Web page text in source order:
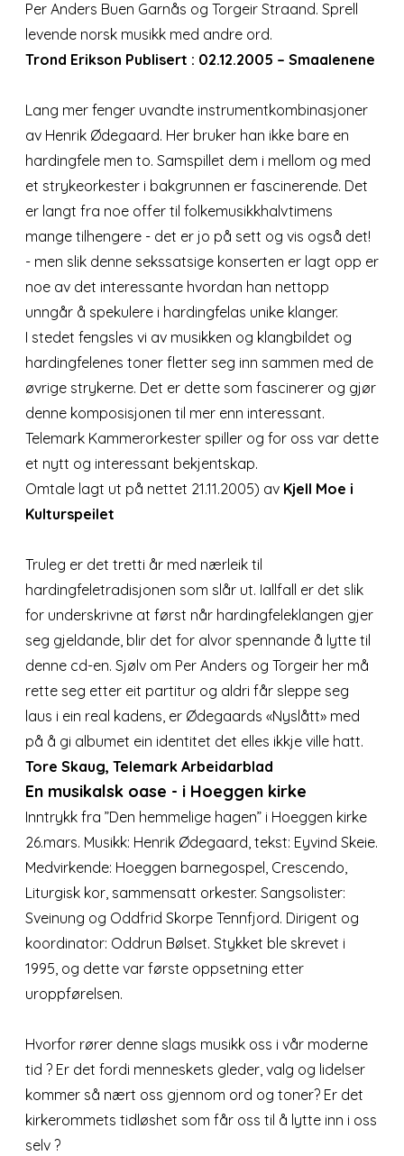
Per Anders Buen Garnås og Torgeir Straand. Sprell
levende norsk musikk med andre ord.
Trond Erikson Publisert : 02.12.2005 – Smaalenene
Lang mer fenger uvandte instrumentkombinasjoner
av Henrik Ødegaard. Her bruker han ikke bare en
hardingfele men to. Samspillet dem i mellom og med
et strykeorkester i bakgrunnen er fascinerende. Det
er langt fra noe offer til folkemusikkhalvtimens
mange tilhengere - det er jo på sett og vis også det!
- men slik denne sekssatsige konserten er lagt opp er
noe av det interessante hvordan han nettopp
unngår å spekulere i hardingfelas unike klanger.
I stedet fengsles vi av musikken og klangbildet og
hardingfelenes toner fletter seg inn sammen med de
øvrige strykerne. Det er dette som fascinerer og gjør
denne komposisjonen til mer enn interessant.
Telemark Kammerorkester spiller og for oss var dette
et nytt og interessant bekjentskap.
Omtale lagt ut på nettet 21.11.2005) av Kjell Moe i
Kulturspeilet
Truleg er det tretti år med nærleik til
hardingfeletradisjonen som slår ut. Iallfall er det slik
for underskrivne at først når hardingfeleklangen gjer
seg gjeldande, blir det for alvor spennande å lytte til
denne cd-en. Sjølv om Per Anders og Torgeir her må
rette seg etter eit partitur og aldri får sleppe seg
laus i ein real kadens, er Ødegaards «Nyslått» med
på å gi albumet ein identitet det elles ikkje ville hatt.
Tore Skaug, Telemark Arbeidarblad
En musikalsk oase - i Hoeggen kirke
Inntrykk fra ”Den hemmelige hagen” i Hoeggen kirke
26.mars. Musikk: Henrik Ødegaard, tekst: Eyvind Skeie.
Medvirkende: Hoeggen barnegospel, Crescendo,
Liturgisk kor, sammensatt orkester. Sangsolister:
Sveinung og Oddfrid Skorpe Tennfjord. Dirigent og
koordinator: Oddrun Bølset. Stykket ble skrevet i
1995, og dette var første oppsetning etter
uroppførelsen.
Hvorfor rører denne slags musikk oss i vår moderne
tid ? Er det fordi menneskets gleder, valg og lidelser
kommer så nært oss gjennom ord og toner? Er det
kirkerommets tidløshet som får oss til å lytte inn i oss
selv ?